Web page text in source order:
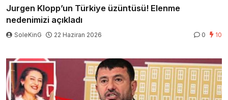
Jurgen Klopp’un Türkiye üzüntüsü! Elenme
nedenimizi açıkladı
SoleKinG 22 Haziran 2026 0 10